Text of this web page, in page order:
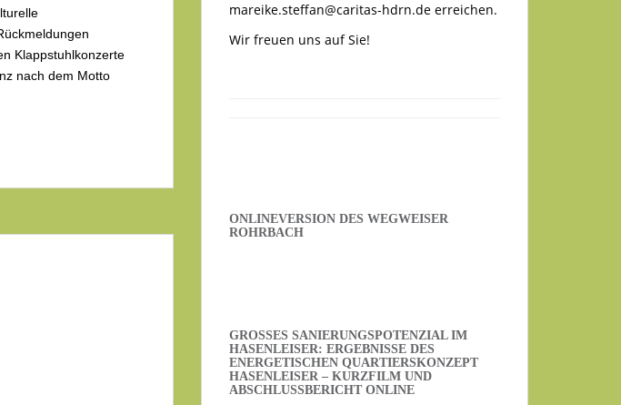
Klappstuhlkonzerte
nach dem Motto
mareike.steffan@caritas-hdrn.de erreichen.
Wir freuen uns auf Sie!
ONLINEVERSION DES WEGWEISER
ROHRBACH
GROSSES SANIERUNGSPOTENZIAL IM H
ASENLEISER: ERGEBNISSE DES E
NERGETISCHEN QUARTIERSKONZEPT H
ASENLEISER – KURZFILM UND A
BSCHLUSSBERICHT ONLINE